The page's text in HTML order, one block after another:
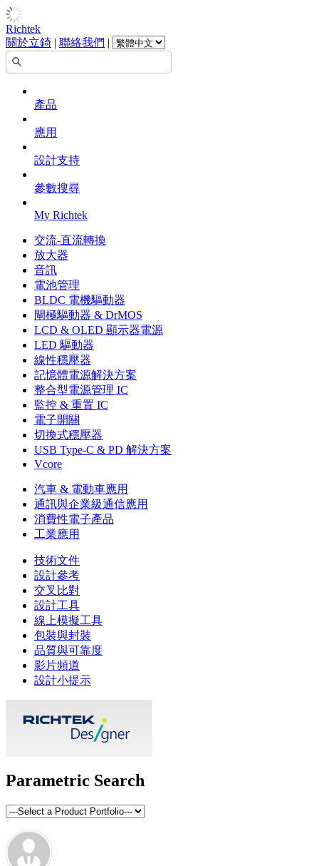
Richtek
關於立錡 | 聯絡我們 |
產品
應用
設計支持
參數搜尋
My Richtek
交流-直流轉換
放大器
音訊
電池管理
BLDC 電機驅動器
閘極驅動器 & DrMOS
LCD & OLED 顯示器電源
LED 驅動器
線性穩壓器
記憶體電源解決方案
整合型電源管理 IC
監控 & 重置 IC
電子開關
切換式穩壓器
USB Type-C & PD 解決方案
Vcore
汽車 & 電動車應用
通訊與企業級通信應用
消費性電子產品
工業應用
技術文件
設計參考
交叉比對
設計工具
線上模擬工具
包裝與封裝
品質與可靠度
影片頻道
設計小提示
Parametric Search